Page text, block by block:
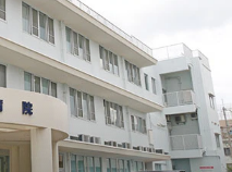
詳細を見る